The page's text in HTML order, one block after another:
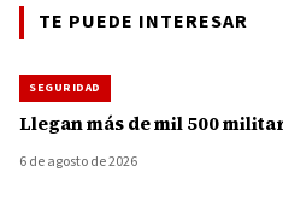
TE PUEDE INTERESAR
SEGURIDAD
Llegan más de mil 500
6 de agosto de 2026